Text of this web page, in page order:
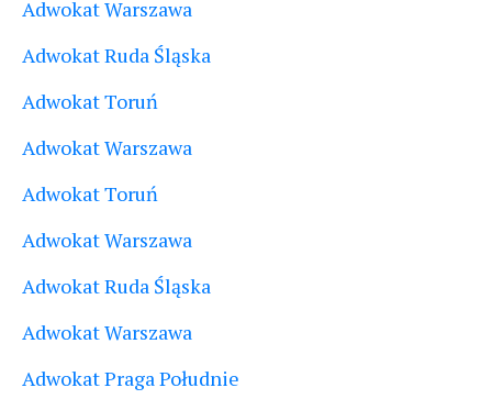
Adwokat Warszawa
Adwokat Ruda Śląska
Adwokat Toruń
Adwokat Warszawa
Adwokat Toruń
Adwokat Warszawa
Adwokat Ruda Śląska
Adwokat Warszawa
Adwokat Praga Południe